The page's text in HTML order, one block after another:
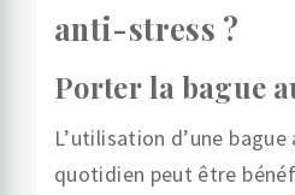
anti-stress ?
Porter la bague
L’utilisation d’une
quotidien peut être